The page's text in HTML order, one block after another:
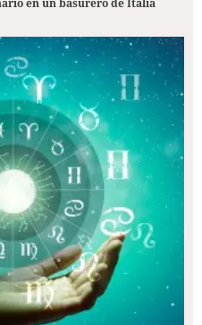
en un basurero de Italia